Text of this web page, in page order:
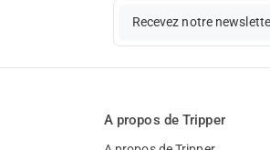
Recevez notre
A propos de Tripper